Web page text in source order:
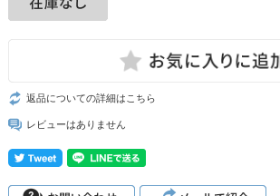
返品についての詳細はこちら
レビューはありません